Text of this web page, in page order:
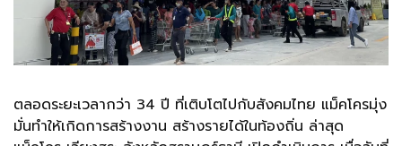
ตลอดระยะเวลากว่า 34 ปี ที่เติบโตไปกับสังคมไทย แม็คโครมุ่ง
มั่นทำให้เกิดการสร้างงาน สร้างรายได้ในท้องถิ่น ล่าสุด